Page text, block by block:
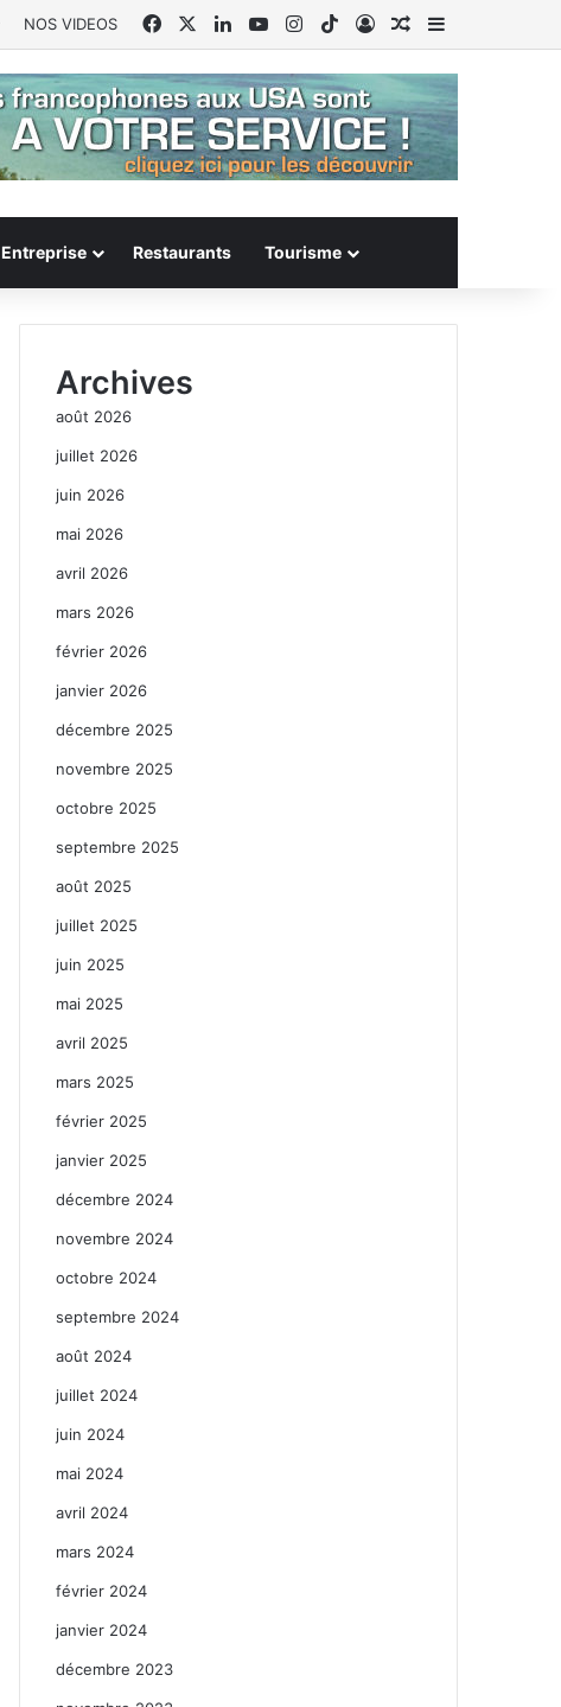
NOS VIDEOS FacebookLinkedinYouTubeInstagram
TikTokConnexion
Article Aléatoire
Sidebar
Entreprise Restaurants Tourisme
Archives
août 2026
juillet 2026
juin 2026
mai 2026
avril 2026
mars 2026
février 2026
janvier 2026
décembre 2025
novembre 2025
octobre 2025
septembre 2025
août 2025
juillet 2025
juin 2025
mai 2025
avril 2025
mars 2025
février 2025
janvier 2025
décembre 2024
novembre 2024
octobre 2024
septembre 2024
août 2024
juillet 2024
juin 2024
mai 2024
avril 2024
mars 2024
février 2024
janvier 2024
décembre 2023